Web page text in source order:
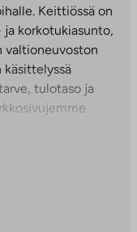
Keittiössä on
ja korkotukiasunto,
valtioneuvoston
käsittelyssä
tulotaso ja